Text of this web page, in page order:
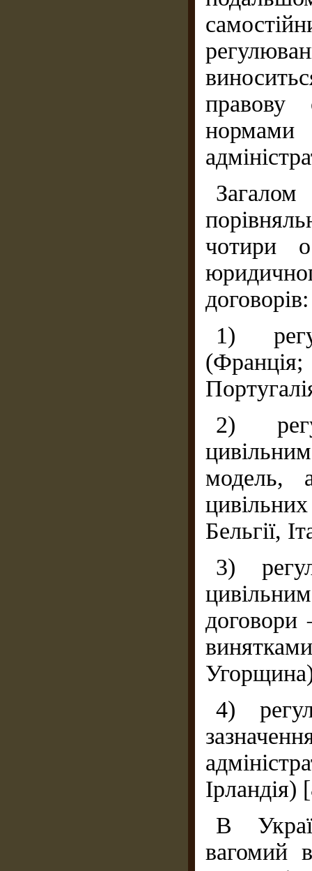
правову
чотири
договорів:
1)
(Франція;
2)
модель,
Бельгії,
3)
4)
Ірландія)
В
вагомий